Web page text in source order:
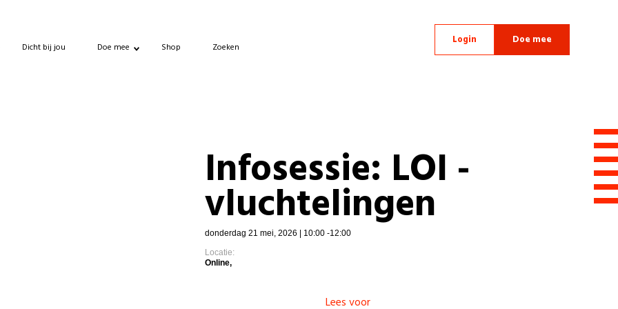
Dicht bij jou Doe mee Shop Zoeken
Login Doe mee
Infosessie: LOI -
vluchtelingen
donderdag 21 mei, 2026 | 10:00 -12:00
Locatie:
Online,
Lees voor